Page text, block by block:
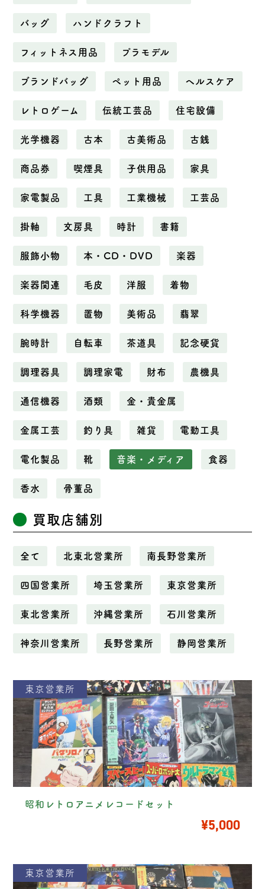
バッグ ハンドクラフト
フィットネス用品 プラモデル
ブランドバッグ ペット用品 ヘルスケア
レトロゲーム 伝統工芸品 住宅設備
光学機器 古本 古美術品 古銭
商品券 喫煙具 子供用品 家具
家電製品 工具 工業機械 工芸品
掛軸 文房具 時計 書籍
服飾小物 本・CD・DVD 楽器
楽器関連 毛皮 洋服 着物
科学機器 置物 美術品 翡翠
腕時計 自転車 茶道具 記念硬貨
調理器具 調理家電 財布 農機具
通信機器 酒類 金・貴金属
金属工芸 釣り具 雑貨 電動工具
電化製品 靴 音楽・メディア 食器
香水 骨董品
買取店舗別
全て 北東北営業所 南長野営業所
四国営業所 埼玉営業所 東京営業所
東北営業所 沖縄営業所 石川営業所
神奈川営業所 長野営業所 静岡営業所
東京営業所
昭和レトロアニメレコードセット
¥5,000
東京営業所